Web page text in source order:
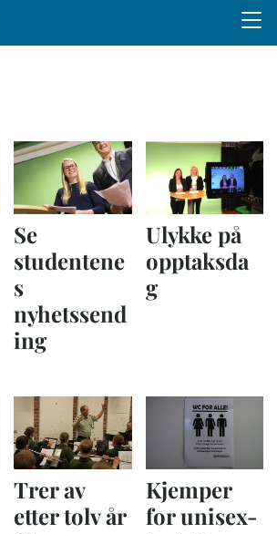
Se
studentene
s
nyhetssend
ing
Ulykke på
opptaksda
g
Trer av
etter tolv år
Kjemper
for unisex-